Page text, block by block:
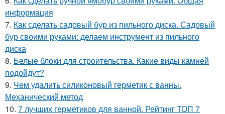
информация
7. Как сделать садовый бур из пильного диска. Садовый
бур своими руками: делаем инструмент из пильного
диска
8. Белые блоки для строительства. Какие виды камней
подойдут?
9. Чем удалить силиконовый герметик с ванны.
Механический метод
10. 7 лучших герметиков для ванной. Рейтинг ТОП 7